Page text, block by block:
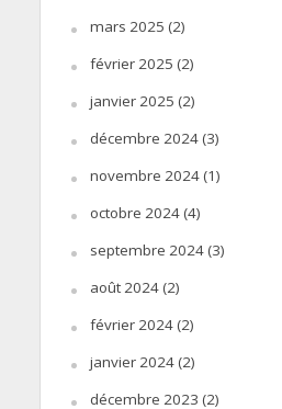
mars 2025 (2)
février 2025 (2)
janvier 2025 (2)
décembre 2024(3)
novembre 2024(1)
octobre 2024(4)
septembre 2024(3)
août 2024(2)
février 2024(2)
janvier 2024(2)
décembre 2023 (2)